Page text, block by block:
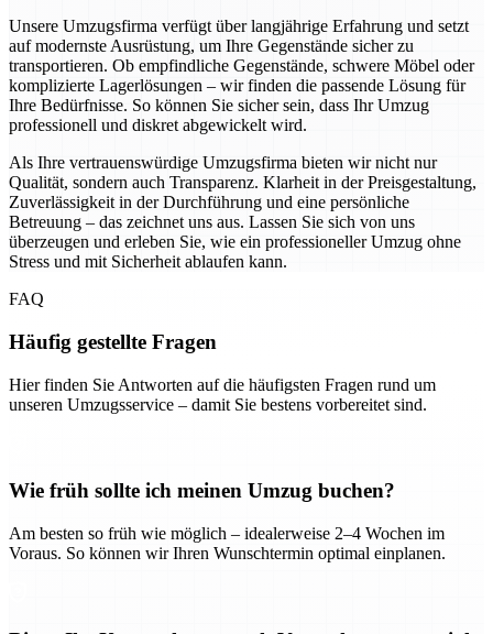
Unsere Umzugsfirma verfügt über langjährige Erfahrung und setzt
auf modernste Ausrüstung, um Ihre Gegenstände sicher zu
transportieren. Ob empfindliche Gegenstände, schwere Möbel oder
komplizierte Lagerlösungen – wir finden die passende Lösung für
Ihre Bedürfnisse. So können Sie sicher sein, dass Ihr Umzug
professionell und diskret abgewickelt wird.
Als Ihre vertrauenswürdige Umzugsfirma bieten wir nicht nur
Qualität, sondern auch Transparenz. Klarheit in der Preisgestaltung,
Zuverlässigkeit in der Durchführung und eine persönliche
Betreuung – das zeichnet uns aus. Lassen Sie sich von uns
überzeugen und erleben Sie, wie ein professioneller Umzug ohne
Stress und mit Sicherheit ablaufen kann.
FAQ
Häufig gestellte Fragen
Hier finden Sie Antworten auf die häufigsten Fragen rund um
unseren Umzugsservice – damit Sie bestens vorbereitet sind.
Wie früh sollte ich meinen Umzug buchen?
Am besten so früh wie möglich – idealerweise 2–4 Wochen im
Voraus. So können wir Ihren Wunschtermin optimal einplanen.